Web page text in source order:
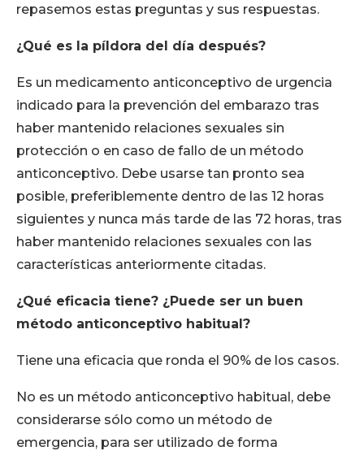
repasemos estas preguntas y sus respuestas.
¿Qué es la píldora del día después?
Es un medicamento anticonceptivo de urgencia
indicado para la prevención del embarazo tras
haber mantenido relaciones sexuales sin
protección o en caso de fallo de un método
anticonceptivo. Debe usarse tan pronto sea
posible, preferiblemente dentro de las 12 horas
siguientes y nunca más tarde de las 72 horas, tras
haber mantenido relaciones sexuales con las
características anteriormente citadas.
¿Qué eficacia tiene? ¿Puede ser un buen
método anticonceptivo habitual?
Tiene una eficacia que ronda el 90% de los casos.
No es un método anticonceptivo habitual, debe
considerarse sólo como un método de
emergencia, para ser utilizado de forma